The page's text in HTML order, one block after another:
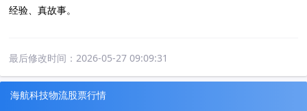
经验、真故事。
最后修改时间：2026-05-27 09:09:31
海航科技物流股票行情